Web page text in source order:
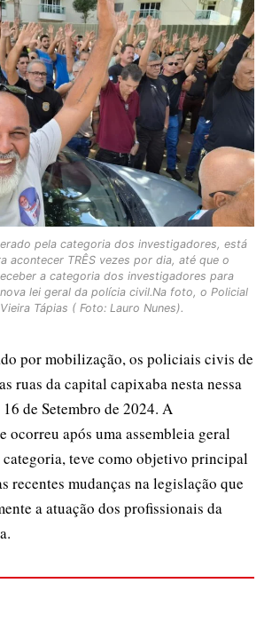
pela categoria dos investigadores, está
acontecer TRÊS vezes por dia, até que o
a categoria dos investigadores para
lei geral da polícia civil.Na foto, o Policial
Tápias ( Foto: Lauro Nunes).
por mobilização, os policiais civis de
ruas da capital capixaba nesta nessa
de Setembro de 2024. A
ocorreu após uma assembleia geral
teve como objetivo principal
recentes mudanças na legislação que
a atuação dos profissionais da